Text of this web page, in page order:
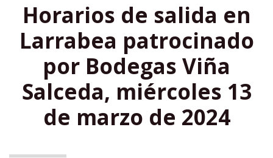
Horarios de salida en
Larrabea patrocinado
por Bodegas Viña
Salceda, miércoles 13
de marzo de 2024